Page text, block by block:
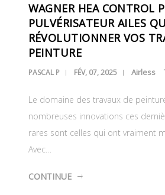
WAGNER HEA CONTROL
PULVÉRISATEUR AILES
RÉVOLUTIONNER VOS
PEINTURE
PASCAL P FÉV, 07, 2025 Airless
Le domaine des travaux de
nombreuses innovations ces
rares sont celles qui ont vraiment
Avec…
CONTINUE